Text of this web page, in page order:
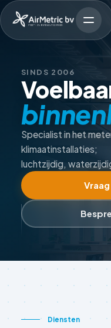
SINDS 2006
Specialist in het
klimaatinstallaties;
luchtzijdig,
Diensten